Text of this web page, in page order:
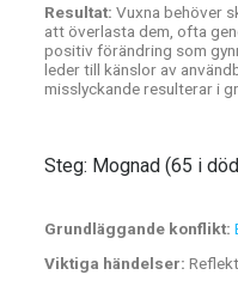
Resultat: Vuxna behöver
att överlasta dem, ofta
positiv förändring som
leder till känslor av
misslyckande resulterar i
Steg: Mognad (65 i
Grundläggande konflikt:
Viktiga händelser: